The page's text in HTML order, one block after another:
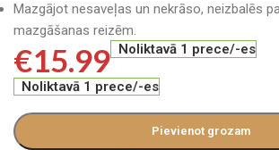
Mazgājot nesaveļas un nekrāso, neizbalēs
mazgāšanas reizēm.
€15.99 Noliktavā 1 prece/-es
Noliktavā 1 prece/-es
Pievienot grozam